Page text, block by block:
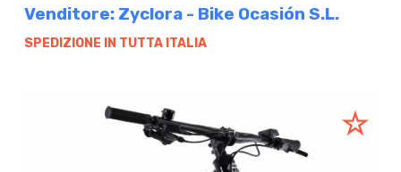
Venditore: Zyclora - Bike Ocasión S.L.
SPEDIZIONE IN TUTTA ITALIA